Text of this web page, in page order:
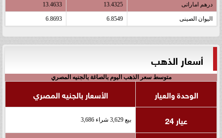
درهم اماراتى 13.4325
13.4633
اليوان الصينى 6.8549
6.8693
أسعار الذهب
متوسط سعر الذهب اليوم بالصاغة بالجنيه المصري
الوحدة والعيار
الأسعار بالجنيه المصري
عيار 24
بيع 3,629 شراء 3,686